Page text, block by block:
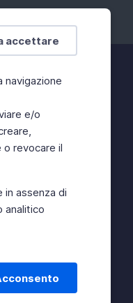
accettare
navigazione
e/o
o revocare il
in assenza di
analitico